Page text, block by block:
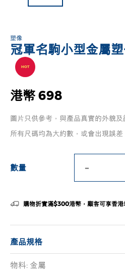
塑像
冠軍名駒小型金屬
HOT
港幣 698
圖片只供參考，與產品真實的外貌
所有尺碼均為大約數，或會出現誤差
數量 -
購物折實滿$300港幣，顧客可享香港
產品規格
物料: 金屬